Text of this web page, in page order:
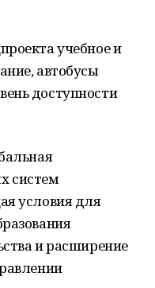
учебное и
автобусы
доступности
систем
условия для
и расширение